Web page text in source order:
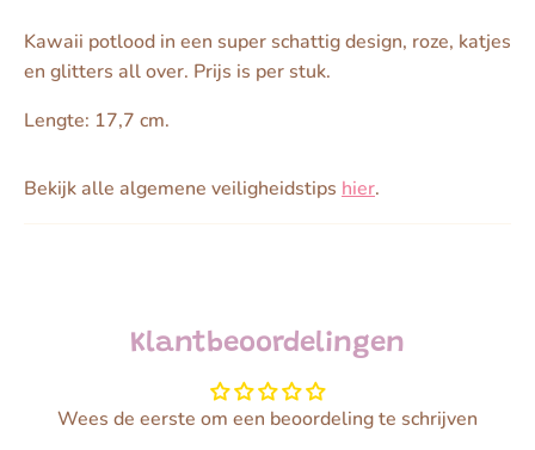
Kawaii potlood in een super schattig design, roze, katjes
en glitters all over. Prijs is per stuk.
Lengte: 17,7 cm.
Bekijk alle algemene veiligheidstips hier.
Klantbeoordelingen
Wees de eerste om een beoordeling te schrijven